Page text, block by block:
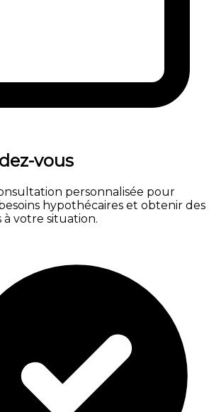
vous
personnalisée pour
hypothécaires et obtenir des
à votre situation.